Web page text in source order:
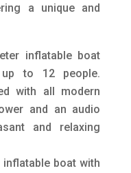
a unique and
inflatable boat
to 12 people.
with all modern
and an audio
and relaxing
inflatable boat with